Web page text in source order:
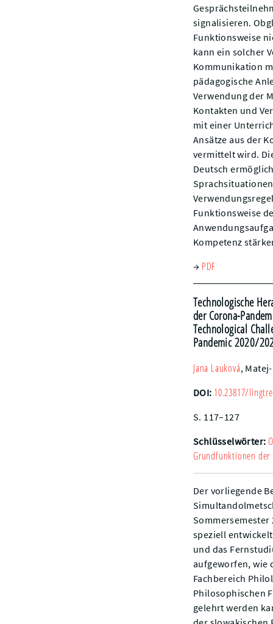
signalisieren.
Funktionsweise
kann ein solcher
Kommunikation
pädagogische
Verwendung der
Kontakten und
mit einer
Ansätze aus der
vermittelt wird.
Deutsch
Funktionsweise
Kompetenz
→ PDF
Technologische
der Corona-
Technological
Pandemic 2020/
Jana Lauková,
DOI: 10.23817/
S. 117–127
Schlüsselwörter:
Grundfunktionen der
Der vorliegende
speziell
und das
aufgeworfen, wie
Fachbereich
Philosophischen
gelehrt werden